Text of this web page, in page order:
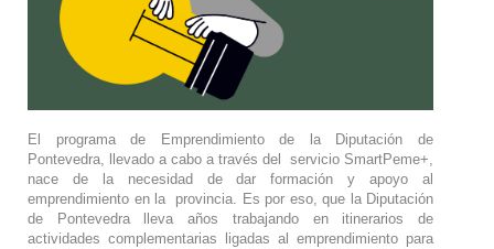
El programa de Emprendimiento de la Diputación de
Pontevedra, llevado a cabo a través del servicio SmartPeme+,
nace de la necesidad de dar formación y apoyo al
emprendimiento en la provincia. Es por eso, que la Diputación
de Pontevedra lleva años trabajando en itinerarios de
actividades complementarias ligadas al emprendimiento para